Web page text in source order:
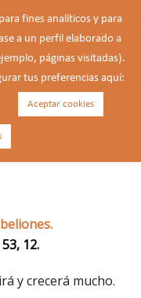
Santo en
12.
y crecerá mucho.
fines analíticos y para
a un perfil elaborado a
páginas visitadas).
tus preferencias aquí:
Aceptar cookies